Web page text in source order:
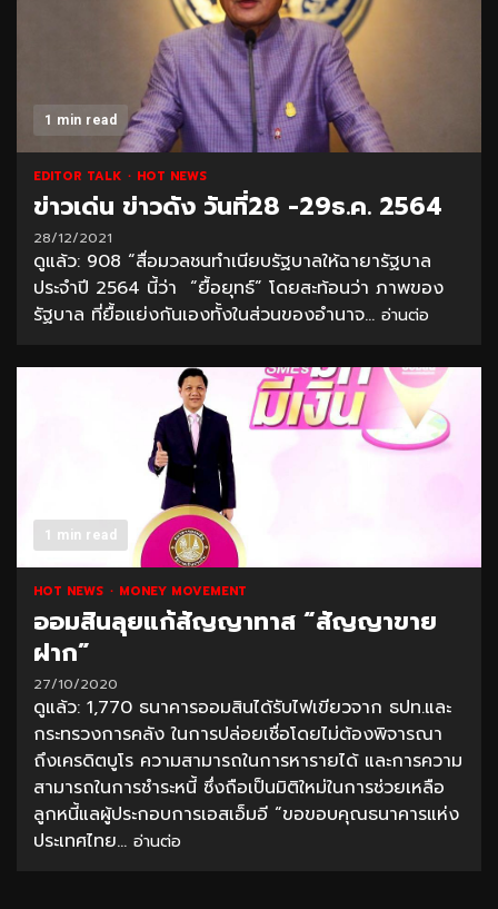
1 min read
EDITOR TALK HOT NEWS
ข่าวเด่น ข่าวดัง วันที่28 -29ธ.ค. 2564
28/12/2021
ดูแล้ว: 908 “สื่อมวลชนทำเนียบรัฐบาลให้ฉายารัฐบาล
ประจำปี 2564 นี้ว่า “ยื้อยุทธ์” โดยสะท้อนว่า ภาพของ
รัฐบาล ที่ยื้อแย่งกันเองทั้งในส่วนของอำนาจ... อ่านต่อ
1 min read
HOT NEWS MONEY MOVEMENT
ออมสินลุยแก้สัญญาทาส “สัญญาขาย
ฝาก”
27/10/2020
ดูแล้ว: 1,770 ธนาคารออมสินได้รับไฟเขียวจาก ธปท.และ
กระทรวงการคลัง ในการปล่อยเชื่อโดยไม่ต้องพิจารณา
ถึงเครดิตบูโร ความสามารถในการหารายได้ และการความ
สามารถในการชำระหนี้ ซึ่งถือเป็นมิติใหม่ในการช่วยเหลือ
ลูกหนี้แลผู้ประกอบการเอสเอ็มอี “ขอขอบคุณธนาคารแห่ง
ประเทศไทย... อ่านต่อ